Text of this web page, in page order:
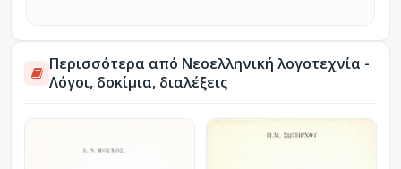
Περισσότερα από Νεοελληνική λογοτεχνία -
Λόγοι, δοκίμια, διαλέξεις